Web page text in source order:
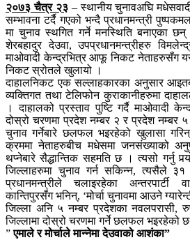
२०७३ चैत्र २३– स्थानीय चुनावअघि
सम्भावना टर्दै गएको भन्दै प्रधानमन्त्री
मा चुनाव स्थगित गर्ने मनस्थिति बनाएका
शेरबहादुर देउवा, उपप्रधानमन्त्रीहरु
माओवादी केन्द्रभित्र आफू निकट नेताहरुसँग
निकट स्रोतले खुलायो ।
दाहालनिकट एक सल्लाहकारका अनुसार
व्यक्तिगत तथा टेलिफोन कुराकानीहरुमा
। दाहालको प्रस्ताव पुष्टि गर्दै माओवादी
दोस्रो चरणमा प्रदेश नम्बर २ र प्रदेश नम्बर
चुनाव गर्नेबारे छलफल भइरहेको खुलासा
क्रममा नेताहरुबीच मधेसमा जनसंख्याको
थप्नेबारे सैद्धान्तिक सहमति छ । त्यसो गर्नु
जिल्लाहरुमा चुनाव गर्न सकिन्न, त्यसैले
प्रधानमन्त्रीले चलाइरहेका अन्तरपार्टी
कान्तिपुरसँग भनिन्, ‘मोर्चा चुनावमा आउने
जिल्ला अनि ५ नम्बर प्रदेशका नवलपरासी,
जिल्लामा दोस्रो चरणमा गर्ने छलफल भइरहेको
”एमाले र मोर्चाले मान्नेमा देउवाको आशंका”